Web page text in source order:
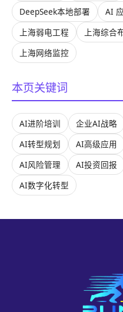
DeepSeek本地部署
AI
上海弱电工程
上海综合
上海网络监控
本页关键词
AI进阶培训 企业AI战略
AI转型规划
AI高级应用
AI风险管理
AI投资回报
AI数字化转型